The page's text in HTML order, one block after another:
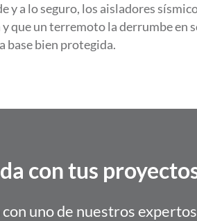
a lo seguro, los aisladores
que un terremoto la derrumbe en
base bien protegida.
con tus
uno de nuestros expertos